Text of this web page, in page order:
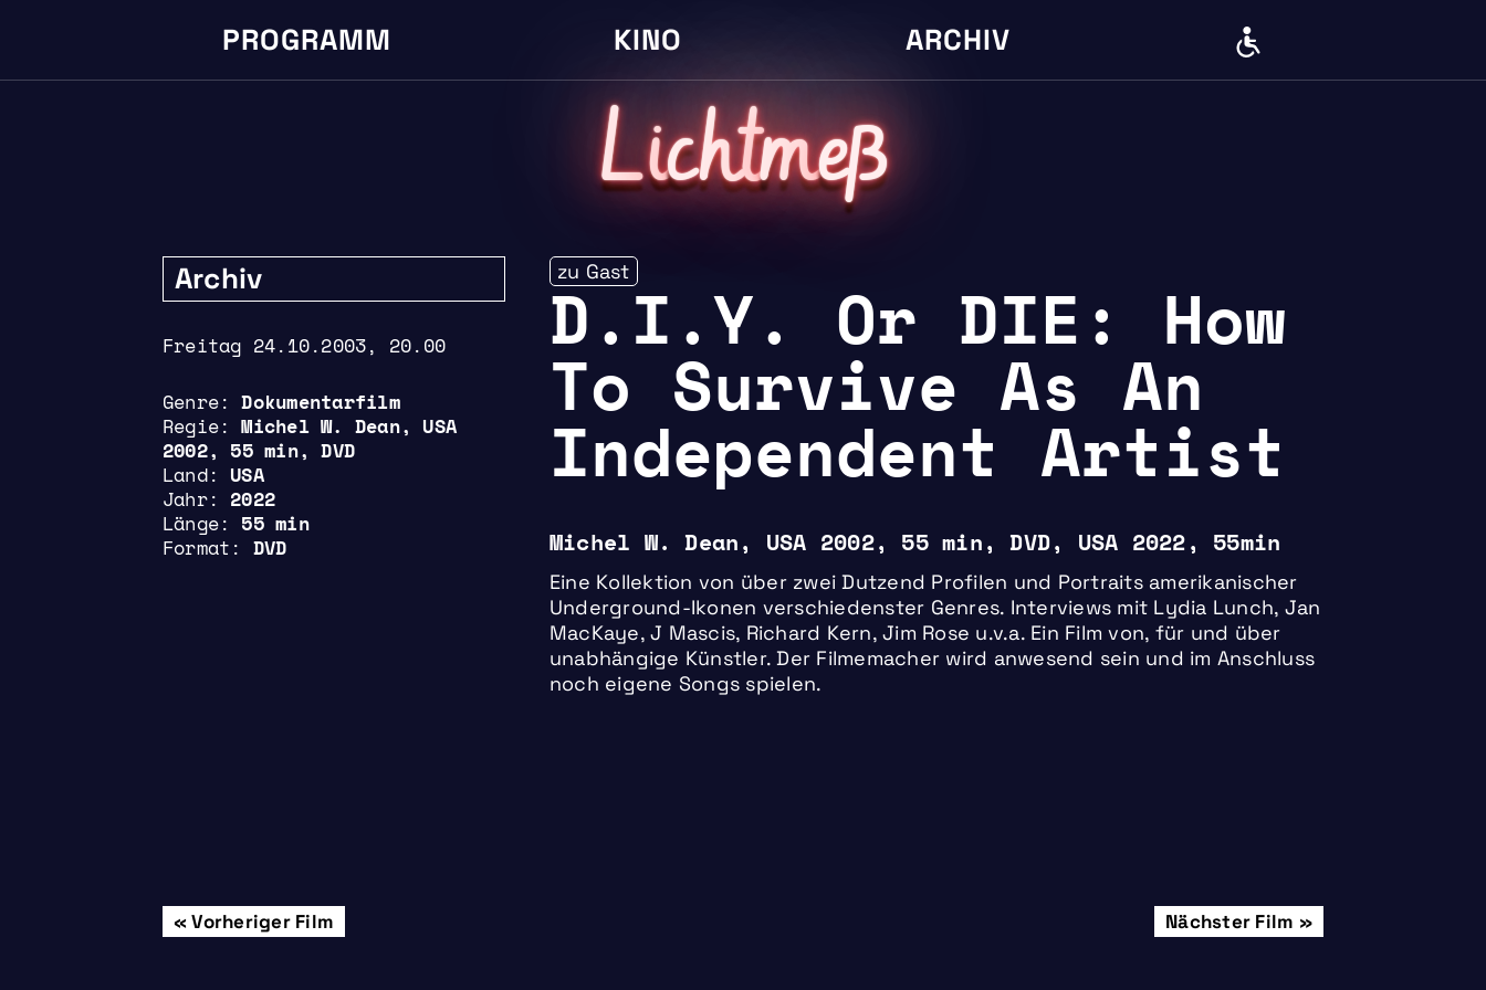
PROGRAMM KINO ARCHIV
Lichtmeß
Archiv
Freitag 24.10.2003, 20.00
Genre
Dokumentarfilm
Regie
Michel W. Dean, USA
2002, 55 min, DVD
Land
USA
Jahr
2022
Länge
55 min
Format
DVD
zu Gast
D.I.Y. Or DIE: How
To Survive As An
Independent Artist
Michel W. Dean, USA 2002, 55 min, DVD, USA 2022, 55min
Eine Kollektion von über zwei Dutzend Profilen und Portraits amerikanischer
Underground-Ikonen verschiedenster Genres. Interviews mit Lydia Lunch, Jan
MacKaye, J Mascis, Richard Kern, Jim Rose u.v.a. Ein Film von, für und über
unabhängige Künstler. Der Filmemacher wird anwesend sein und im Anschluss
noch eigene Songs spielen.
Beitrags-
Vorheriger Film Freitag, 31.10.
Nächster Film